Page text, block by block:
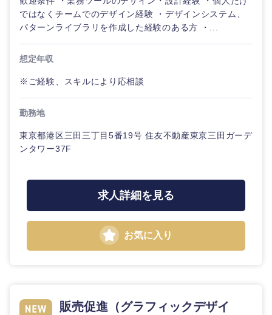
ではなくチームでのデザイン経験 ・デザインシステム、
パターンライブラリを作成した経験のある方 ・...
想定年収
※ご経験、スキルにより応相談
勤務地
東京都港区三田三丁目5番19号 住友不動産東京三田ガーデ
ンタワー37F
求人詳細を見る
お気に入り
販売促進（グラフィックデザイ